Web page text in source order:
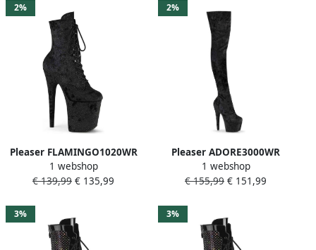
2%
Pleaser FLAMINGO1020WR
Plateau Laarzen Paaldans
schoenen 40 Shoes Zwart
1 webshop
€ 139,99 € 135,99
2%
Pleaser ADORE3000WR
Plateau overknee Laarzen
42 Shoes Zwart
1 webshop
€ 155,99 € 151,99
3% 3%